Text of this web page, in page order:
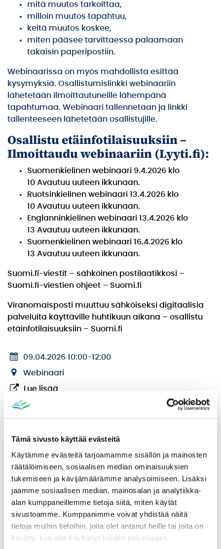
Tämä sivusto käyttää evästeitä
Käytämme evästeitä tarjoamamme sisällön ja mainosten
räätälöimiseen, sosiaalisen median ominaisuuksien
tukemiseen ja kävijämäärämme analysoimiseen. Lisäksi
jaamme sosiaalisen median, mainosalan ja analytiikka-
alan kumppaneillemme tietoja siitä, miten käytät
sivustoamme. Kumppanimme voivat yhdistää näitä
tietoja muihin tietoihin, joita olet antanut heille tai joita on
kerätty, kun olet käyttänyt heidän palvelujaan.
mitä muutos tarkoittaa,
milloin muutos tapahtuu,
keitä muutos koskee,
miten pääsee tarvittaessa palaamaan
takaisin paperipostiin.
Webinaarissa on myös mahdollista esittää
kysymyksiä. Osallistumislinkki webinaariin
lähetetään ilmoittautuneille lähempänä
tapahtumaa. Webinaari tallennetaan ja linkki
tallenteeseen lähetetään osallistujille.
Osallistu etäinfotilaisuuksiin –
Ilmoittaudu webinaariin (Lyyti.fi):
Suomenkielinen webinaari 9.4.2026 klo
10 Avautuu uuteen ikkunaan.
Ruotsinkielinen webinaari 13.4.2026 klo
10 Avautuu uuteen ikkunaan.
Englanninkielinen webinaari 13.4.2026 klo
13 Avautuu uuteen ikkunaan.
Suomenkielinen webinaari 16.4.2026 klo
13 Avautuu uuteen ikkunaan.
Suomi.fi-viestit – sähköinen postilaatikkosi –
Suomi.fi-viestien ohjeet – Suomi.fi
Viranomaisposti muuttuu sähköiseksi digitaalisia
palveluita käyttäville huhtikuun aikana – osallistu
etäinfotilaisuuksiin – Suomi.fi
09.04.2026 10:00-12:00
Webinaari
Lue lisää